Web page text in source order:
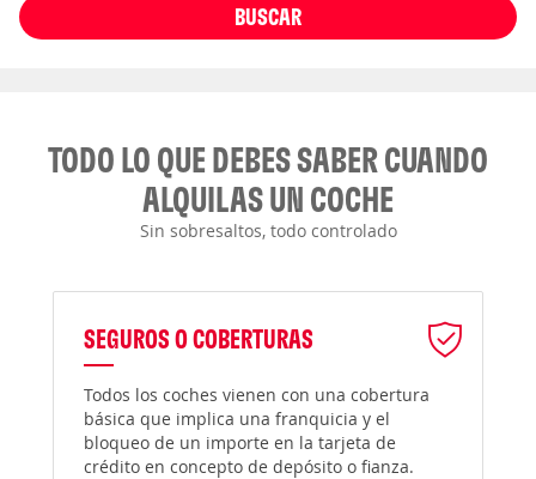
BUSCAR
TODO LO QUE DEBES SABER CUANDO
ALQUILAS UN COCHE
Sin sobresaltos, todo controlado
SEGUROS O COBERTURAS
Todos los coches vienen con una cobertura
básica que implica una franquicia y el
bloqueo de un importe en la tarjeta de
crédito en concepto de depósito o fianza.